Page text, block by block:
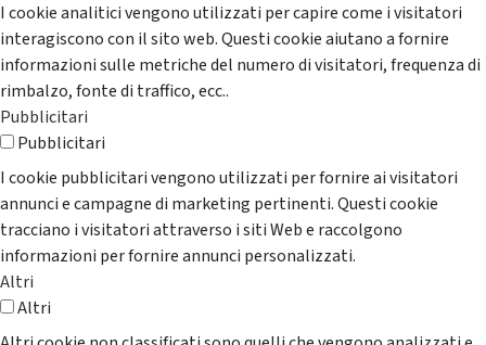
I cookie analitici vengono utilizzati per capire come i visitatori
interagiscono con il sito web. Questi cookie aiutano a fornire
informazioni sulle metriche del numero di visitatori, frequenza di
rimbalzo, fonte di traffico, ecc..
Pubblicitari
Pubblicitari
I cookie pubblicitari vengono utilizzati per fornire ai visitatori
annunci e campagne di marketing pertinenti. Questi cookie
tracciano i visitatori attraverso i siti Web e raccolgono
informazioni per fornire annunci personalizzati.
Altri
Altri